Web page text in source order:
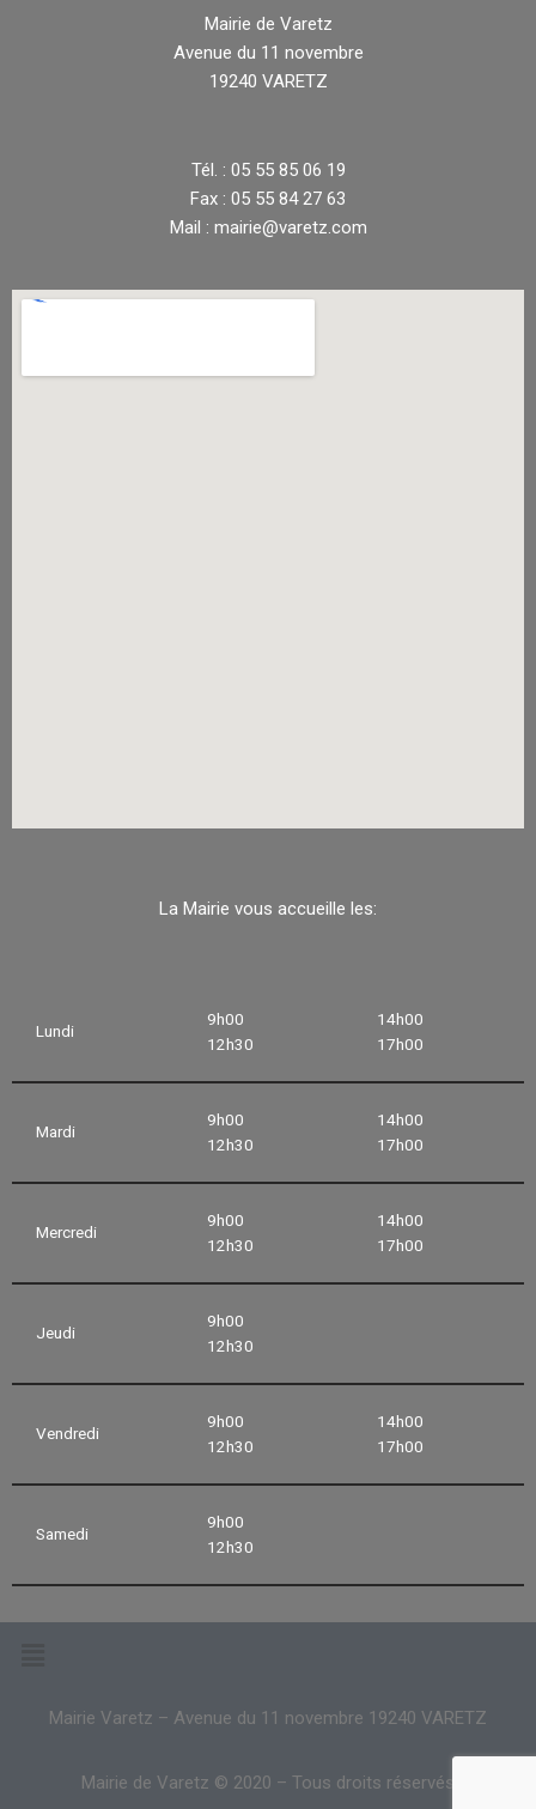
Mairie de Varetz
Avenue du 11 novembre
19240 VARETZ
Tél. : 05 55 85 06 19
Fax : 05 55 84 27 63
Mail : mairie@varetz.com
La Mairie vous accueille les:
Lundi
9h00
12h30
14h00
17h00
Mardi
9h00
12h30
14h00
17h00
Mercredi
9h00
12h30
14h00
17h00
Jeudi
9h00
12h30
Vendredi
9h00
12h30
14h00
17h00
Samedi
9h00
12h30
Mairie Varetz – Avenue du 11 novembre 19240 VARETZ
Mairie de Varetz © 2020 – Tous droits réservés